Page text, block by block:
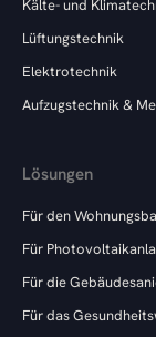
Kälte- und
Lüftungstechnik
Elektrotechnik
Aufzugstechnik &
Lösungen
Für den
Für
Für die
Für das